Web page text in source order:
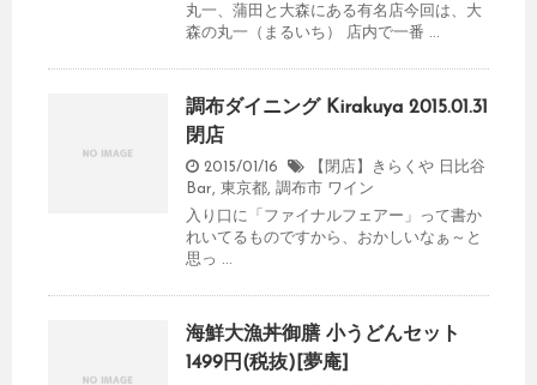
丸一、蒲田と大森にある有名店今回は、大
森の丸一（まるいち） 店内で一番 ...
調布ダイニング Kirakuya 2015.01.31
閉店
2015/01/16
【閉店】きらくや 日比谷
Bar, 東京都, 調布市 ワイン
入り口に「ファイナルフェアー」って書か
れいてるものですから、おかしいなぁ～と
思っ ...
海鮮大漁丼御膳 小うどんセット
1499円(税抜)[夢庵]